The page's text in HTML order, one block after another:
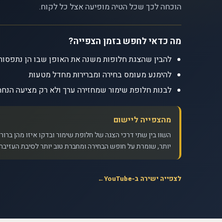
הוכחה לכך שכל הטיה מופיעה אצל כל לקוח.
מה כדאי לחפש בזמן הצפייה?
להבין שהצגת חלופות משנה את האופן שבו הן
להימנע מעומס בחירה ומברירות מחדל מטעות
לבנות חלופת שימור שמחזירה ערך ולא רק מציעה
מהצפייה ליישום
השוו בין שתי דרכי הצגה של חלופת שימור ובדקו איזו מהן
יותר, שומרת על חופש הבחירה ומחברת טוב יותר לסיבת
לצפייה ישירה ב-YouTube ←